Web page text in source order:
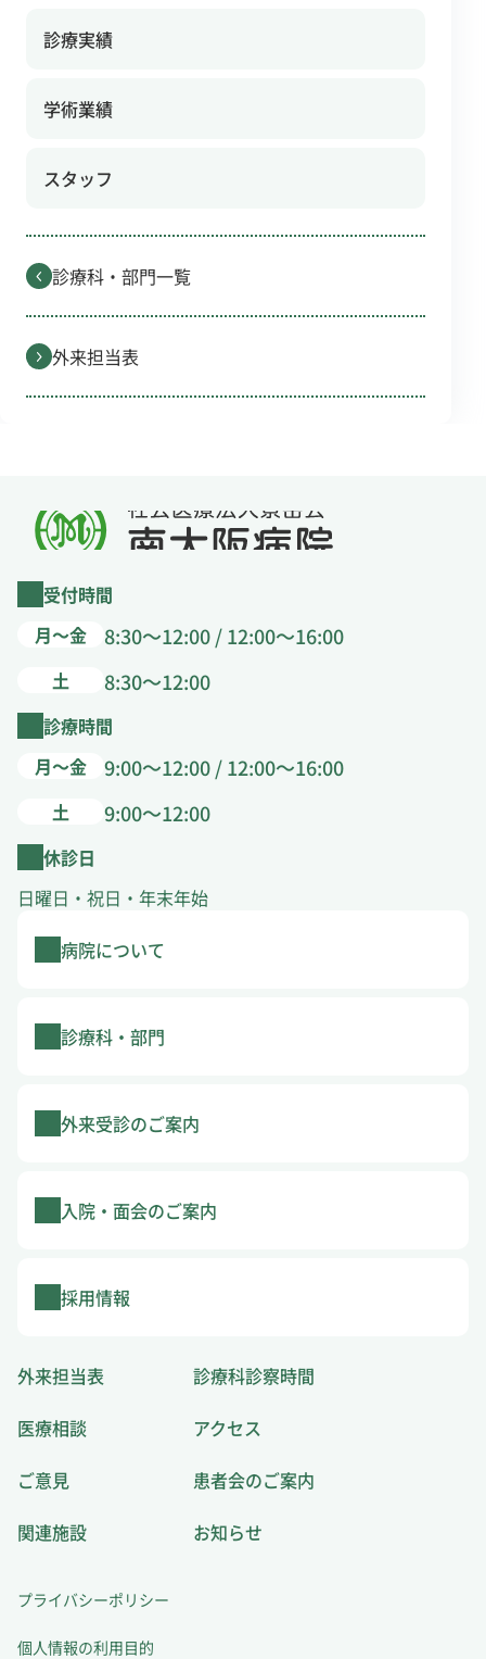
診療実績
学術業績
スタッフ
診療科・部門一覧
外来担当表
受付時間
月～金
8:30～12:00 / 12:00～16:00
土 8:30～12:00
診療時間
月～金
9:00～12:00 / 12:00～16:00
土 9:00～12:00
休診日
日曜日・祝日・年末年始
病院について
診療科・部門
外来受診のご案内
入院・面会のご案内
採用情報
外来担当表
診療科診察時間
医療相談
アクセス
ご意見
患者会のご案内
関連施設
お知らせ
プライバシーポリシー
個人情報の利用目的